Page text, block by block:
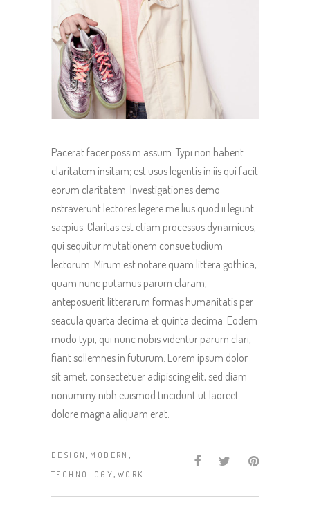
Pacerat facer possim assum. Typi non habent
claritatem insitam; est usus legentis in iis qui facit
eorum claritatem. Investigationes demo
nstraverunt lectores legere me lius quod ii legunt
saepius. Claritas est etiam processus dynamicus,
qui sequitur mutationem consue tudium
lectorum. Mirum est notare quam littera gothica,
quam nunc putamus parum claram,
anteposuerit litterarum formas humanitatis per
seacula quarta decima et quinta decima. Eodem
modo typi, qui nunc nobis videntur parum clari,
fiant sollemnes in futurum. Lorem ipsum dolor
sit amet, consectetuer adipiscing elit, sed diam
nonummy nibh euismod tincidunt ut laoreet
dolore magna aliquam erat.
DESIGN, MODERN ,
TECHNOLOGY, WORK